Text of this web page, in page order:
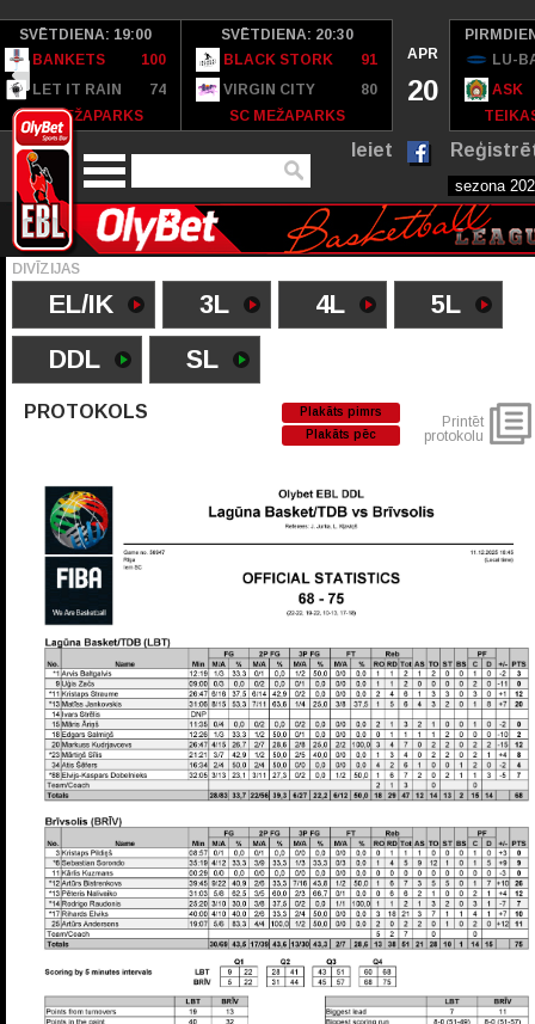
SVĒTDIENA: 19:00
BANKETS
100
LET IT RAIN
74
SC MEŽAPARKS
SVĒTDIENA: 20:30
BLACK STORK
91
VIRGIN CITY
80
SC MEŽAPARKS
APR
20
LU-
ASK
Ieiet
DIVĪZIJAS
EL/IK 3L 4L
5L
DDL
SL
PROTOKOLS
Plakāts pimrs
Plakāts pēc
Printēt
protokolu